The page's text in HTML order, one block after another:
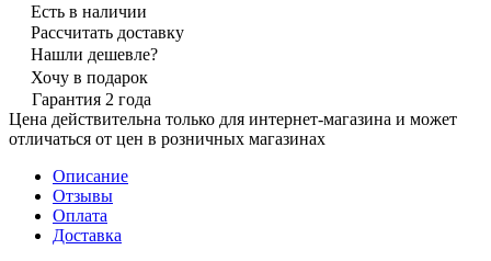
Есть в наличии
Рассчитать доставку
Нашли дешевле?
Хочу в подарок
Гарантия 2 года
Цена действительна только для интернет-магазина и может
отличаться от цен в розничных магазинах
Описание
Отзывы
Оплата
Доставка